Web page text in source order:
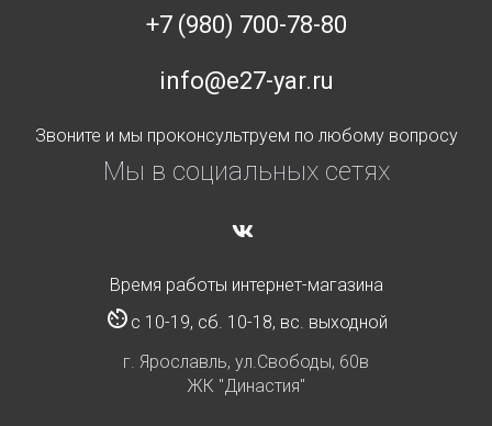
+7 (980) 700-78-80
info@e27-yar.ru
Звоните и мы проконсультруем по любому вопросу
Мы в социальных сетях
Время работы интернет-магазина
с 10-19, сб. 10-18, вс. выходной
г. Ярославль, ул.Свободы, 60в
ЖК "Династия"